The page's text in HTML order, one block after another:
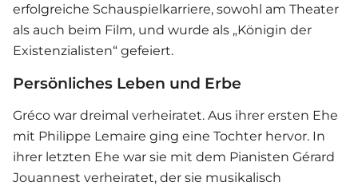
erfolgreiche Schauspielkarriere, sowohl am Theater
als auch beim Film, und wurde als „Königin der
Existenzialisten“ gefeiert.
Persönliches Leben und Erbe
Gréco war dreimal verheiratet. Aus ihrer ersten Ehe
mit Philippe Lemaire ging eine Tochter hervor. In
ihrer letzten Ehe war sie mit dem Pianisten Gérard
Jouannest verheiratet, der sie musikalisch